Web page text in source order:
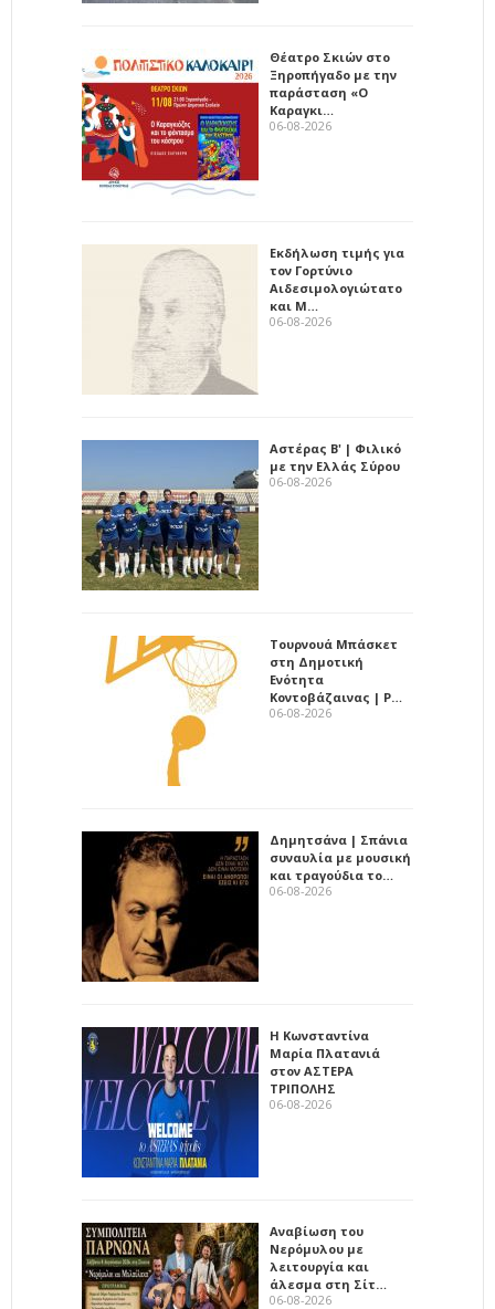
Θέατρο Σκιών στο
Ξηροπήγαδο με την
παράσταση «Ο
Καραγκι…
06-08-2026
Εκδήλωση τιμής για
τον Γορτύνιο
Αιδεσιμολογιώτατο
και Μ…
06-08-2026
Αστέρας Β' | Φιλικό
με την Ελλάς Σύρου
06-08-2026
Τουρνουά Μπάσκετ
στη Δημοτική
Ενότητα
Κοντοβάζαινας | Ρ…
06-08-2026
Δημητσάνα | Σπάνια
συναυλία με μουσική
και τραγούδια το…
06-08-2026
Η Κωνσταντίνα
Μαρία Πλατανιά
στον ΑΣΤΕΡΑ
ΤΡΙΠΟΛΗΣ
06-08-2026
Αναβίωση του
Νερόμυλου με
λειτουργία και
άλεσμα στη Σίτ…
06-08-2026